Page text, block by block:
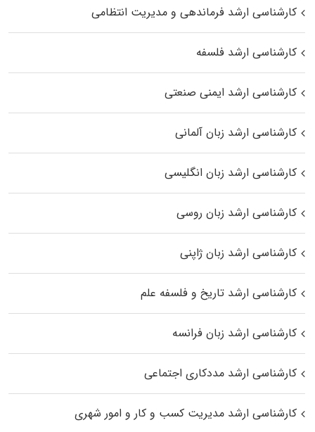
کارشناسی ارشد فرماندهی و مدیریت انتظامی
کارشناسی ارشد فلسفه
کارشناسی ارشد ایمنی صنعتی
کارشناسی ارشد زبان آلمانی
کارشناسی ارشد زبان انگلیسی
کارشناسی ارشد زبان روسی
کارشناسی ارشد زبان ژاپنی
کارشناسی ارشد تاریخ و فلسفه علم
کارشناسی ارشد زبان فرانسه
کارشناسی ارشد مددکاری اجتماعی
کارشناسی ارشد مدیریت کسب و کار و امور شهری